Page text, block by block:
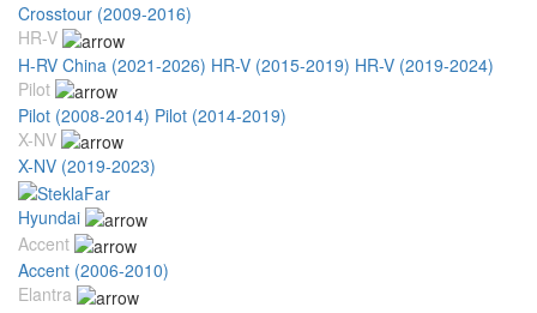
Crosstour (2009-2016)
HR-V
H-RV China (2021-2026) HR-V (2015-2019) HR-V (2019-2024)
Pilot
Pilot (2008-2014) Pilot (2014-2019)
X-NV
X-NV (2019-2023)
Hyundai
Accent
Accent (2006-2010)
Elantra